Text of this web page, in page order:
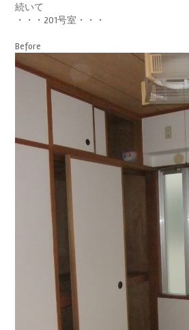
続いて
・・・201号室・・・
Before